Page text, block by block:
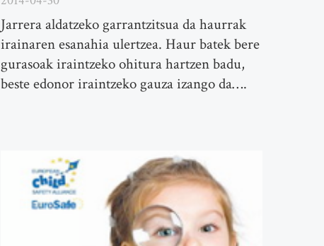
Jarrera aldatzeko garrantzitsua da haurrak
irainaren esanahia ulertzea. Haur batek bere
gurasoak iraintzeko ohitura hartzen badu,
beste edonor iraintzeko gauza izango da….